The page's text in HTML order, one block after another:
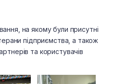
на якому були присутні
підприємства, а також
та користувачів